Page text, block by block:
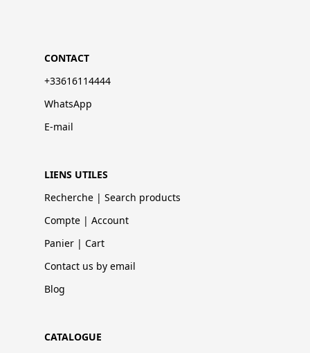
CONTACT
+33616114444
WhatsApp
E-mail
LIENS UTILES
Recherche | Search products
Compte | Account
Panier | Cart
Contact us by email
Blog
CATALOGUE